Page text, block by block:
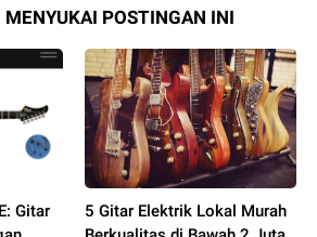
POSTINGAN INI
Gitar
5 Gitar Elektrik Lokal Murah